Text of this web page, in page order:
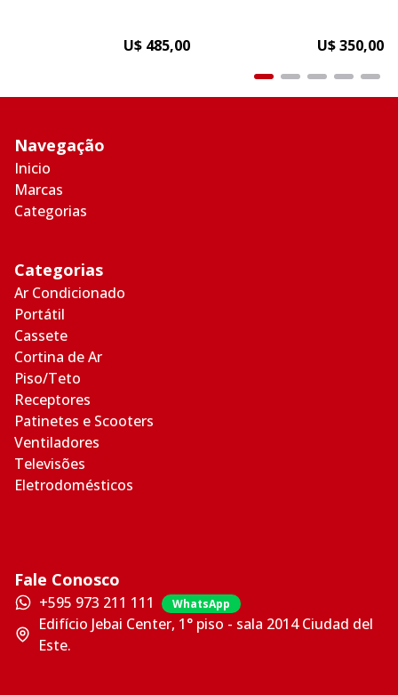
U$ 485,00 U$ 350,00
Navegação
Inicio
Marcas
Categorias
Categorias
Ar Condicionado
Portátil
Cassete
Cortina de Ar
Piso/Teto
Receptores
Patinetes e Scooters
Ventiladores
Televisões
Eletrodomésticos
Fale Conosco
+595 973 211 111 WhatsApp
Edifício Jebai Center, 1° piso - sala 2014 Ciudad del
Este.